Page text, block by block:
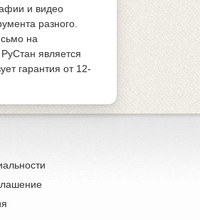
и видео
разного.
на
является
гарантия от 12-